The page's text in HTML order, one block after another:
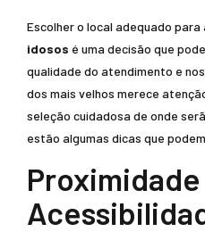
Escolher o local adequado para
idosos é uma decisão que
qualidade do atendimento e
dos mais velhos merece
seleção cuidadosa de onde
estão algumas dicas que
Proximidade